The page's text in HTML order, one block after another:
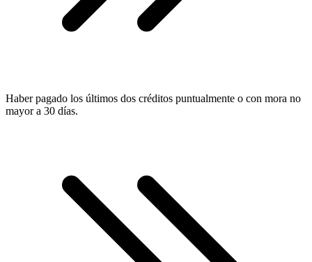
Haber pagado los últimos dos créditos puntualmente o con mora no
mayor a 30 días.